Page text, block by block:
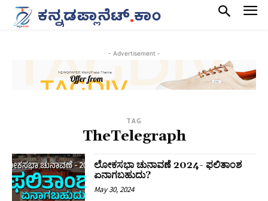
- Advertisement -
TAG
TheTelegraph
ಲೋಕಸಭಾ ಚುನಾವಣೆ 2024- ಫಲಿತಾಂಶ
ಏನಾಗಬಹುದು?
May 30, 2024